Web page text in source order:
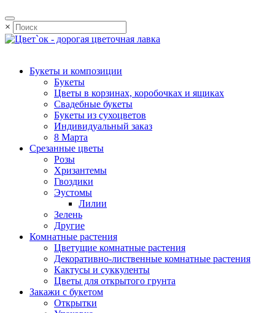
×
Букеты и композиции
Букеты
Цветы в корзинах, коробочках и ящиках
Свадебные букеты
Букеты из сухоцветов
Индивидуальный заказ
8 Марта
Срезанные цветы
Розы
Хризантемы
Гвоздики
Эустомы
Лилии
Зелень
Другие
Комнатные растения
Цветущие комнатные растения
Декоративно-лиственные комнатные растения
Кактусы и суккуленты
Цветы для открытого грунта
Закажи с букетом
Открытки